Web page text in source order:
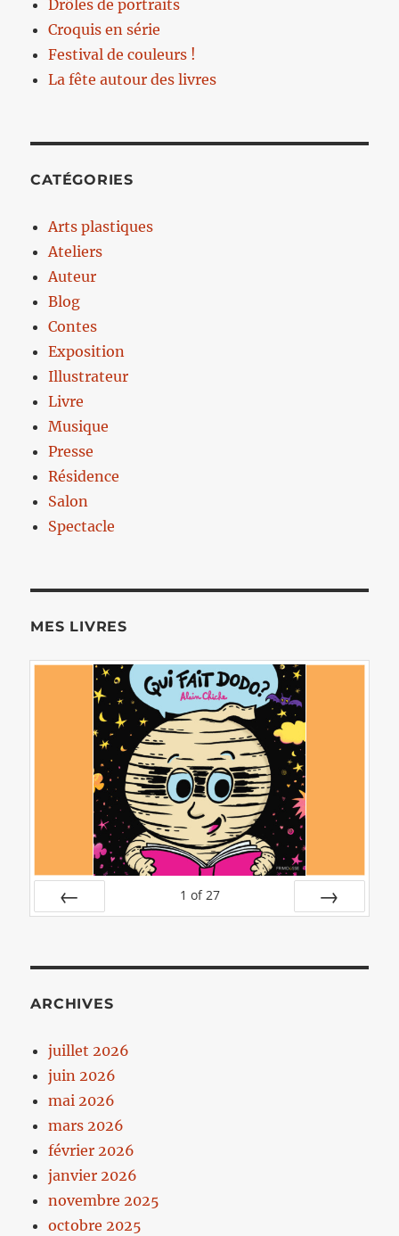
Drôles de portraits
Croquis en série
Festival de couleurs !
La fête autour des livres
CATÉGORIES
Arts plastiques
Ateliers
Auteur
Blog
Contes
Exposition
Illustrateur
Livre
Musique
Presse
Résidence
Salon
Spectacle
MES LIVRES
1 of 27
ARCHIVES
juillet 2026
juin 2026
mai 2026
mars 2026
février 2026
janvier 2026
novembre 2025
octobre 2025